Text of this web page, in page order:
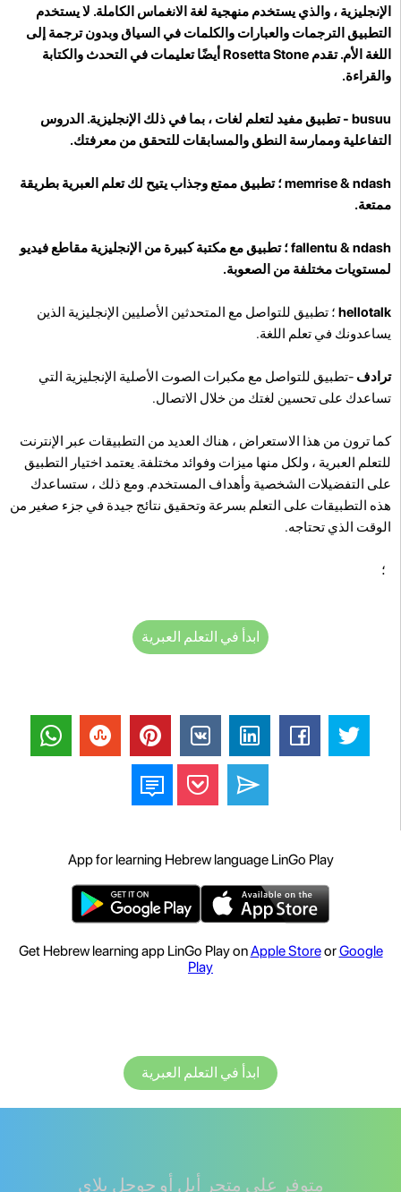
الإنجليزية ، والذي يستخدم منهجية لغة الانغماس الكاملة. لا يستخدم
التطبيق الترجمات والعبارات والكلمات في السياق وبدون ترجمة إلى
اللغة الأم. تقدم Rosetta Stone أيضًا تعليمات في التحدث والكتابة
والقراءة.
busuu -
تطبيق مفيد لتعلم لغات ، بما في ذلك الإنجليزية. الدروس
التفاعلية وممارسة النطق والمسابقات للتحقق من معرفتك.
memrise& ndash ؛ تطبيق ممتع وجذاب يتيح لك تعلم العبرية بطريقة
ممتعة.
fallentu& ndash ؛ تطبيق مع مكتبة كبيرة من الإنجليزية مقاطع فيديو
لمستويات مختلفة من الصعوبة.
hellotalk ؛ تطبيق للتواصل مع المتحدثين الأصليين الإنجليزية الذين
يساعدونك في تعلم اللغة.
ترادف -تطبيق للتواصل مع مكبرات الصوت الأصلية الإنجليزية التي
تساعدك على تحسين لغتك من خلال الاتصال.
كما ترون من هذا الاستعراض ، هناك العديد من التطبيقات عبر الإنترنت
للتعلم العبرية ، ولكل منها ميزات وفوائد مختلفة. يعتمد اختيار التطبيق
على التفضيلات الشخصية وأهداف المستخدم. ومع ذلك ، ستساعدك
هذه التطبيقات على التعلم بسرعة وتحقيق نتائج جيدة في جزء صغير من
الوقت الذي تحتاجه.
؛
ابدأ في التعلم العبرية
App for learning Hebrew language LinGo Play
Get Hebrew learning app LinGo Play onApple StoreorGoogle
Play
ابدأ في التعلم العبرية
متوفر على متجر أبل أو جوجل بلاي